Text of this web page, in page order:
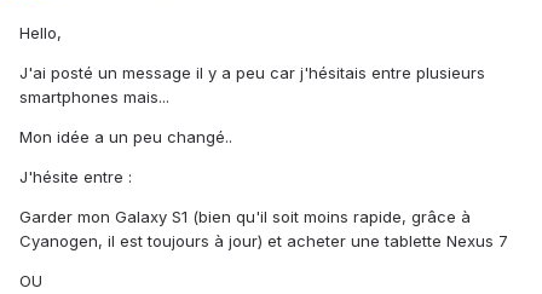
Hello,
J'ai posté un message il y a peu car j'hésitais entre plusieurs
smartphones mais...
Mon idée a un peu changé..
J'hésite entre :
Garder mon Galaxy S1 (bien qu'il soit moins rapide, grâce à
Cyanogen, il est toujours à jour) et acheter une tablette Nexus 7
OU